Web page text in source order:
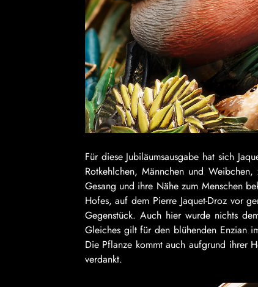
Für diese Jubiläumsausgabe hat sich
Rotkehlchen, Männchen und
Gesang und ihre Nähe zum Menschen
Hofes, auf dem Pierre Jaquet-Droz vor
Gegenstück. Auch hier wurde nichts
Gleiches gilt für den blühenden Enzian
Die Pflanze kommt auch aufgrund ihrer
verdankt.